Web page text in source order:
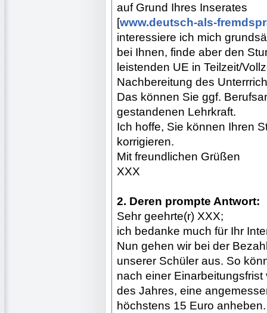
auf Grund Ihres Inserates
[www.deutsch-als-
interessiere ich mich
bei Ihnen, finde aber den
leistenden UE in Teilzeit/
Nachbereitung des
Das können Sie ggf.
gestandenen Lehrkraft.
Ich hoffe, Sie können Ihren
korrigieren.
Mit freundlichen Grüßen
XXX
2. Deren prompte Antwort:
Sehr geehrte(r) XXX;
ich bedanke much für Ihr
Nun gehen wir bei der
unserer Schüler aus. So
nach einer
des Jahres, eine
höchstens 15 Euro anheben.